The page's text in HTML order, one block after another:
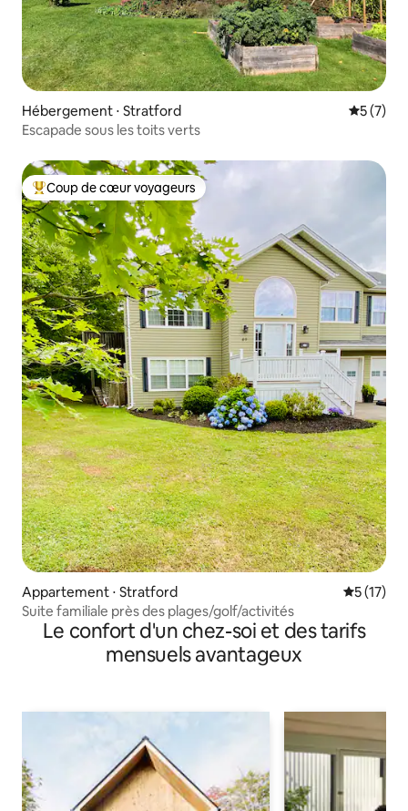
Hébergement ⋅ Stratford
5 (7)
Escapade sous les toits verts
Coups de cœur voyageurs les plus appréciés
Coup de cœur voyageurs
Appartement ⋅ Stratford
5 (17)
Suite familiale près des plages/golf/activités
Le confort d'un chez-soi et des tarifs
mensuels avantageux